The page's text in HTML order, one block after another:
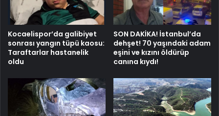
Kocaelispor’da galibiyet
sonrası yangın tüpü kaosu:
Taraftarlar hastanelik
oldu
SON DAKİKA! İstanbul’da
dehşet! 70 yaşındaki adam
eşini ve kızını öldürüp
canına kıydı!